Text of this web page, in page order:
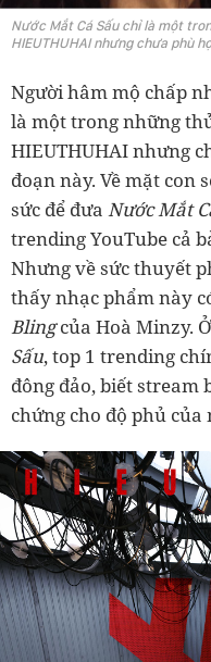
Nước Mắt Cá Sấu chỉ là một
HIEUTHUHAI nhưng chưa phù
Người hâm mộ chấp
là một trong những
HIEUTHUHAI nhưng
đoạn này. Về mặt con
sức để đưa Nước Mắt
trending YouTube cả
Nhưng về sức thuyết
thấy nhạc phẩm này
Blingcủa Hoà Minzy.
Sấu, top 1 trending
đông đảo, biết stream
chứng cho độ phủ của